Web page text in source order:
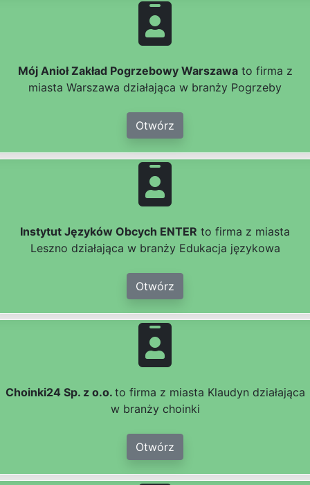
Mój Anioł Zakład Pogrzebowy Warszawato firma z
miasta Warszawa działająca w branży Pogrzeby
Otwórz
Instytut Języków Obcych ENTER to firma z miasta
Leszno działająca w branży Edukacja językowa
Otwórz
Choinki24 Sp. z o.o. to firma z miasta Klaudyn działająca
w branży choinki
Otwórz